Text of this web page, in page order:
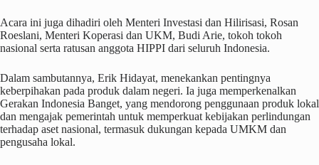
Acara ini juga dihadiri oleh Menteri Investasi dan Hilirisasi, Rosan
Roeslani, Menteri Koperasi dan UKM, Budi Arie, tokoh tokoh
nasional serta ratusan anggota HIPPI dari seluruh Indonesia.
Dalam sambutannya, Erik Hidayat, menekankan pentingnya
keberpihakan pada produk dalam negeri. Ia juga memperkenalkan
Gerakan Indonesia Banget, yang mendorong penggunaan produk lokal
dan mengajak pemerintah untuk memperkuat kebijakan perlindungan
terhadap aset nasional, termasuk dukungan kepada UMKM dan
pengusaha lokal.